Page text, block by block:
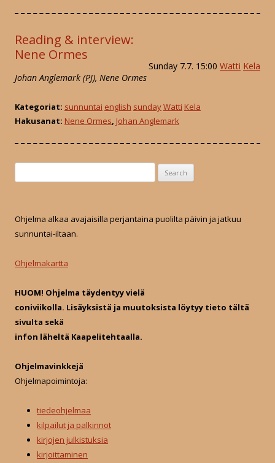
Reading & interview:
Nene Ormes
Sunday 7.7. 15:00 Watti Kela
Johan Anglemark (PJ), Nene Ormes
Kategoriat: sunnuntai english sundayWatti Kela
Hakusanat: Nene Ormes, Johan Anglemark
e
r
f
r
Ohjelma alkaa avajaisilla perjantaina puolilta päivin ja jatkuu
sunnuntai-iltaan.
Ohjelmakartta
HUOM! Ohjelma täydentyy vielä
coniviikolla. Lisäyksistä ja muutoksista löytyy tieto tältä
sivulta sekä
infon läheltä Kaapelitehtaalla.
Ohjelmavinkkejä
Ohjelmapoimintoja:
tiedeohjelmaa
kilpailut ja palkinnot
kirjojen julkistuksia
kirjoittaminen